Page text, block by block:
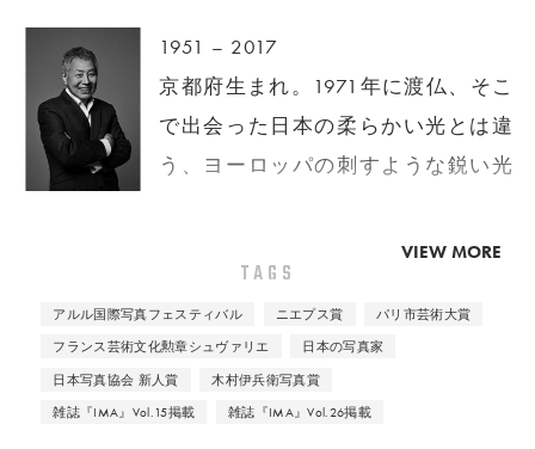
1951 – 2017
京都府生まれ。1971年に渡仏、そこ
で出会った日本の柔らかい光とは違
う、ヨーロッパの刺すような鋭い光
始める。以降2006年までパリを拠点
とし、光をテーマに写真、彫刻、イ
ンスタレーション、建築と幅広く活
国際写真フェスティバル大賞を受
VIEW MORE
TAGS
アルル国際写真フェスティバル ニエプス賞
パリ市芸術大賞
フランス芸術文化勲章シュヴァリエ
日本の写真家
日本写真協会 新人賞
木村伊兵衛写真賞
雑誌『IMA』Vol.15掲載
雑誌『IMA』Vol.26掲載